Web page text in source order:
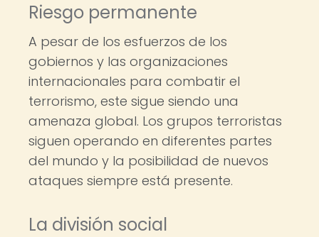
Riesgo permanente
A pesar de los esfuerzos de los
gobiernos y las organizaciones
internacionales para combatir el
terrorismo, este sigue siendo una
amenaza global. Los grupos terroristas
siguen operando en diferentes partes
del mundo y la posibilidad de nuevos
ataques siempre está presente.
La división social